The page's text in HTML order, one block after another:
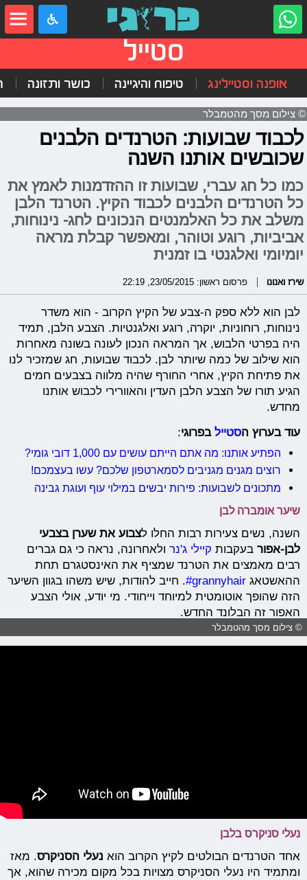
סטייל
אופנה וסטיילינג טיפוח והיגיינה כושר ותזונה
© צילום מסך מהטמבלר
לכבוד שבועות: הטרנדים הלבנים
שכובשים אותנו השנה
כמו כל חג עברי, שבועות זו ההזדמנות לאמץ את
כל הטרנדים הלבנים לכבוד הקיץ. הטרנד הלבן
משלב את כל האלמנטים הנכונים לחג- נינוחות,
אביביות, רוגע וטוהר, ומאפשר קבלת מראה
יומיומי ואלגנטי בו זמנית
שירז ואנונו פרסום ראשון: 23/05/2015, 22:19
לבן הוא ללא ספק ה-צבע של הקיץ הקרוב - הוא משדר
נינוחות, רוחוניות, יוקרה, רוגע ואלגנטיות. הצבע הלבן, תמיד
היה בפרטי הלבוש, אך המראה הנכון לעונה בשונה מאחרות
הוא שילוב של כמה שיותר לבן. לכבוד שבועות, חג שמזכיר לנו
את פתיחת הקיץ, אחרי החורף שהיה מלווה בצבעים חמים
הגיע תורו של הצבע הלבן העדין והאוורירי לכבוש אותנו
מחדש.
עוד בערוץ הסטייל בפרוגי:
הפתיע אותנו: מה אתם הייתם עושים עם 1,000 דובי גומי?
רוצים מגנים מגניבים לסמארטפון שלכם? עשו בעצמכם!
מתכונים לשבועות: פירות יבשים במילוי עוף ועוגת גבינה
שיער אומברה לבן
השנה, נשים צעירות רבות החלו לצבוע את שערן בצבעי
לבן-אפור בעקבות קיילי ג'נר ולאחרונה, נראה כי גם גברים
רבים מאמצים את הטרנד שמציף את האינסטגרם תחת
ההאשטאג grannyhair#
. חייב להודות, שיש משהו בגוון השיער
הזה שהופך אוטומטית למיוחד וייחודי. מי יודע, אולי הצבע
האפור זה הבלונד החדש.
© צילום מסך מהטמבלר
נעלי סניקרס בלבן
אחד הטרנדים הבולטים לקיץ הקרוב הוא נעלי הסניקרס. מאז
ומתמיד היו נעלי הסניקרס מצויות בכל מקום מכירה שהוא, אך